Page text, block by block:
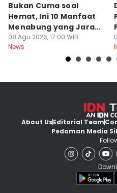
Bukan Cuma soal
Hemat, Ini 10 Manfaat
Menabung yang Jarang
Disadari
08 Agu 2026, 17:00 WIB
News
About UsEditorial Team
Pedoman Media